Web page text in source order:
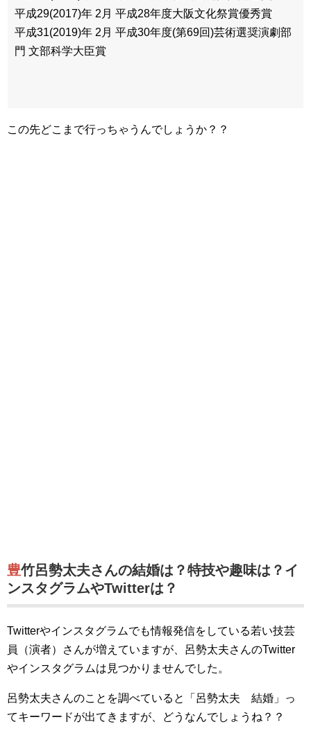
平成29(2017)年 2月 平成28年度大阪文化祭賞優秀賞
平成31(2019)年 2月 平成30年度(第69回)芸術選奨演劇部
門 文部科学大臣賞
この先どこまで行っちゃうんでしょうか？？
豊竹呂勢太夫さんの結婚は？特技や趣味は？イ
ンスタグラムやTwitterは？
Twitterやインスタグラムでも情報発信をしている若い技芸
員（演者）さんが増えていますが、呂勢太夫さんのTwitter
やインスタグラムは見つかりませんでした。
呂勢太夫さんのことを調べていると「呂勢太夫 結婚」っ
てキーワードが出てきますが、どうなんでしょうね？？